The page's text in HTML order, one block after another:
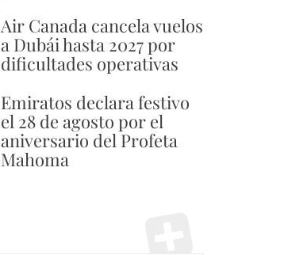
Air Canada cancela vuelos
a Dubái hasta 2027 por
dificultades operativas
Emiratos declara festivo
el 28 de agosto por el
aniversario del Profeta
Mahoma